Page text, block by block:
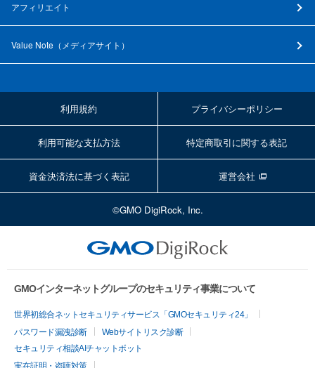
アフィリエイト
Value Note（ メディアサイト ）
利用規約 プライバシーポリシー
利用可能な支払方法 特定商取引に関する表記
資金決済法に基づく表記 運営会社
©GMO DigiRock, Inc.
GMOインターネットグループのセキュリティ事業について
世界初総合ネットセキュリティサービス「GMOセキュリティ24」
パスワード漏洩診断
Webサイトリスク診断
セキュリティ相談AIチャットボット
実在証明・盗聴対策